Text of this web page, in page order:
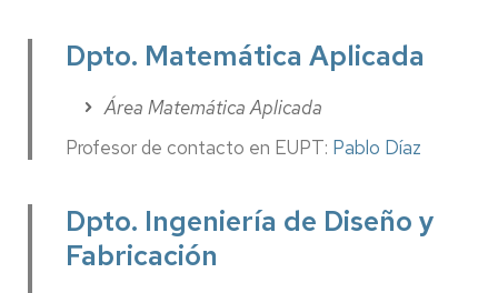
Dpto. Matemática Aplicada
Área Matemática Aplicada
Profesor de contacto en EUPT: Pablo Díaz
Dpto. Ingeniería de Diseño y
Fabricación